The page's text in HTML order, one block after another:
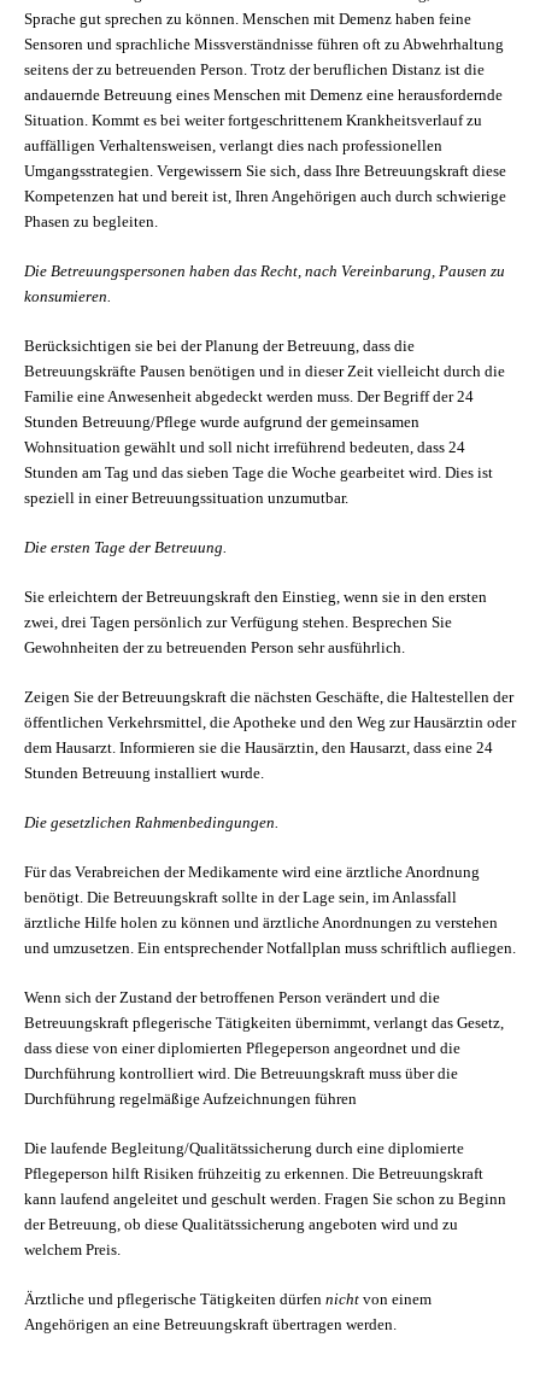
Sprache gut sprechen zu können. Menschen mit Demenz haben feine
Sensoren und sprachliche Missverständnisse führen oft zu Abwehrhaltung
seitens der zu betreuenden Person. Trotz der beruflichen Distanz ist die
andauernde Betreuung eines Menschen mit Demenz eine herausfordernde
Situation. Kommt es bei weiter fortgeschrittenem Krankheitsverlauf zu
auffälligen Verhaltensweisen, verlangt dies nach professionellen
Umgangsstrategien. Vergewissern Sie sich, dass Ihre Betreuungskraft diese
Kompetenzen hat und bereit ist, Ihren Angehörigen auch durch schwierige
Phasen zu begleiten.
Die Betreuungspersonen haben das Recht, nach Vereinbarung, Pausen zu
konsumieren.
Berücksichtigen sie bei der Planung der Betreuung, dass die
Betreuungskräfte Pausen benötigen und in dieser Zeit vielleicht durch die
Familie eine Anwesenheit abgedeckt werden muss. Der Begriff der 24
Stunden Betreuung/Pflege wurde aufgrund der gemeinsamen
Wohnsituation gewählt und soll nicht irreführend bedeuten, dass 24
Stunden am Tag und das sieben Tage die Woche gearbeitet wird. Dies ist
speziell in einer Betreuungssituation unzumutbar.
Die ersten Tage der Betreuung.
Sie erleichtern der Betreuungskraft den Einstieg, wenn sie in den ersten
zwei, drei Tagen persönlich zur Verfügung stehen. Besprechen Sie
Gewohnheiten der zu betreuenden Person sehr ausführlich.
Zeigen Sie der Betreuungskraft die nächsten Geschäfte, die Haltestellen der
öffentlichen Verkehrsmittel, die Apotheke und den Weg zur Hausärztin oder
dem Hausarzt. Informieren sie die Hausärztin, den Hausarzt, dass eine 24
Stunden Betreuung installiert wurde.
Die gesetzlichen Rahmenbedingungen.
Für das Verabreichen der Medikamente wird eine ärztliche Anordnung
benötigt. Die Betreuungskraft sollte in der Lage sein, im Anlassfall
ärztliche Hilfe holen zu können und ärztliche Anordnungen zu verstehen
und umzusetzen. Ein entsprechender Notfallplan muss schriftlich aufliegen.
Wenn sich der Zustand der betroffenen Person verändert und die
Betreuungskraft pflegerische Tätigkeiten übernimmt, verlangt das Gesetz,
dass diese von einer diplomierten Pflegeperson angeordnet und die
Durchführung kontrolliert wird. Die Betreuungskraft muss über die
Durchführung regelmäßige Aufzeichnungen führen
Die laufende Begleitung/Qualitätssicherung durch eine diplomierte
Pflegeperson hilft Risiken frühzeitig zu erkennen. Die Betreuungskraft
kann laufend angeleitet und geschult werden. Fragen Sie schon zu Beginn
der Betreuung, ob diese Qualitätssicherung angeboten wird und zu
welchem Preis.
Ärztliche und pflegerische Tätigkeiten dürfen nicht von einem
Angehörigen an eine Betreuungskraft übertragen werden.